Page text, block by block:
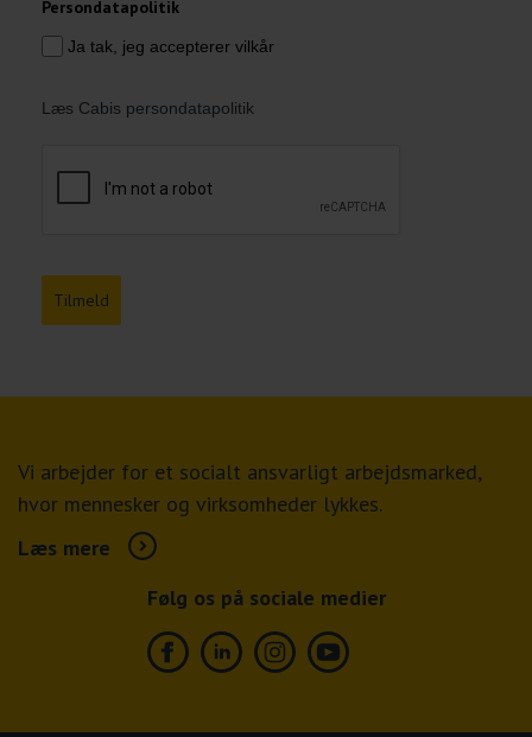
Persondatapolitik
Ja tak, jeg accepterer vilkår
Læs Cabis persondatapolitik
Tilmeld
Vi arbejder for et socialt ansvarligt arbejdsmarked,
hvor mennesker og virksomheder lykkes.
Læs mere
Følg os på sociale medier